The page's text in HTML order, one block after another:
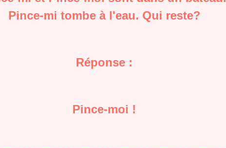
Pince-mi tombe à l'eau. Qui reste?
Réponse :
Pince-moi !